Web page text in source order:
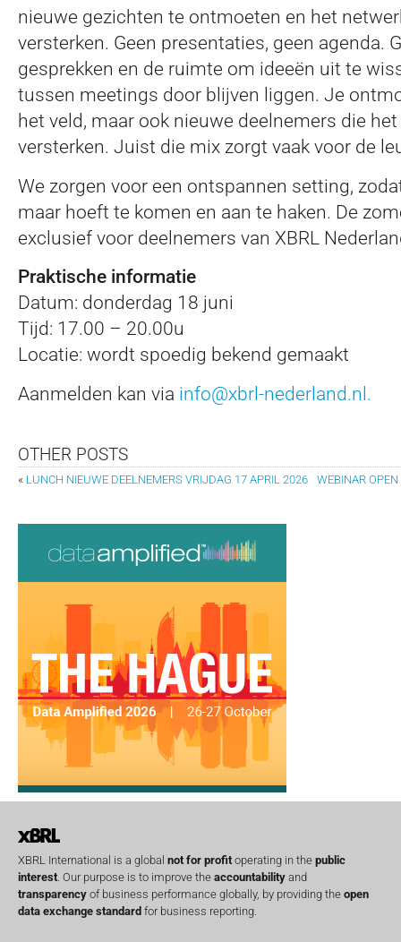
nieuwe gezichten te ontmoeten en het
versterken. Geen presentaties, geen agenda.
gesprekken en de ruimte om ideeën uit te
tussen meetings door blijven liggen. Je
het veld, maar ook nieuwe deelnemers die
versterken. Juist die mix zorgt vaak voor de
We zorgen voor een ontspannen setting,
maar hoeft te komen en aan te haken. De
exclusief voor deelnemers van XBRL
Praktische informatie
Datum: donderdag 18 juni
Tijd: 17.00 – 20.00u
Locatie: wordt spoedig bekend gemaakt
Aanmelden kan via info@xbrl-nederland.nl.
OTHER POSTS
« LUNCH NIEUWE DEELNEMERS VRIJDAG 17 APRIL 2026 WEBINAR
XBRL International is a global not for profitoperating in the public
interest. Our purpose is to improve the accountability and
transparency of business performance globally, by providing the open
data exchange standard for business reporting.